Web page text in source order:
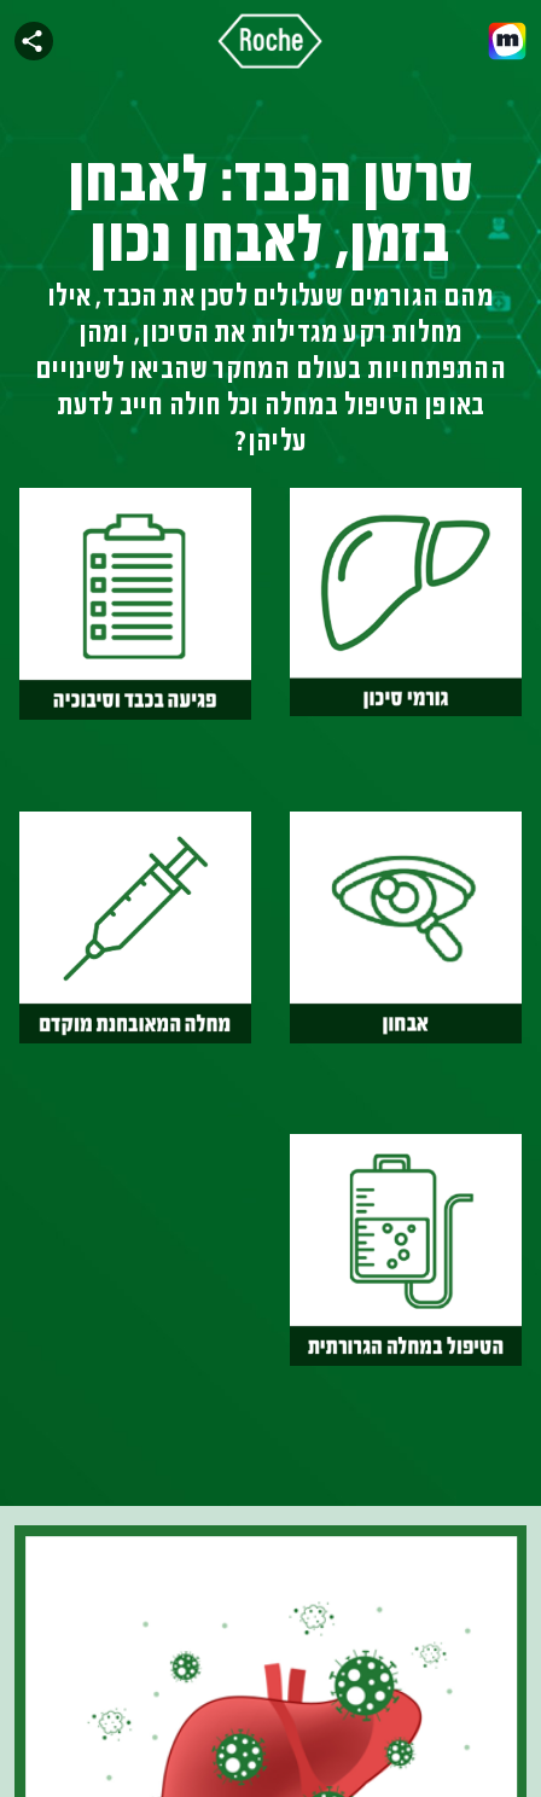
סרטן הכבד: לאבחן
בזמן, לאבחן נכון
מהם הגורמים שעלולים לסכן את הכבד, אילו
מחלות רקע מגדילות את הסיכון, ומהן
ההתפתחויות בעולם המחקר שהביאו לשינויים
באופן הטיפול במחלה וכל חולה חייב לדעת
עליהן?